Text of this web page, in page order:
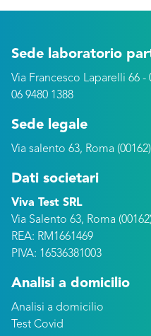
Sede laboratorio
Via Francesco Laparelli 66 -
06 9480 1388
Sede legale
Via salento 63, Roma (00162)
Dati societari
Viva Test SRL
Via Salento 63, Roma
REA: RM1661469
PIVA: 16536381003
Analisi a domicilio
Analisi a domicilio
Test Covid